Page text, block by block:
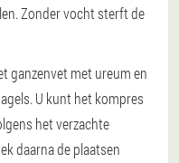
Zonder vocht sterft de
ganzenvet met ureum en
U kunt het kompres
het verzachte
daarna de plaatsen